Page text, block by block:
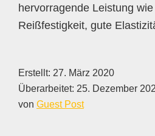
hervorragende Leistung
Reißfestigkeit, gute
Erstellt: 27. März 2020
Überarbeitet: 25. Dezember
von Guest Post